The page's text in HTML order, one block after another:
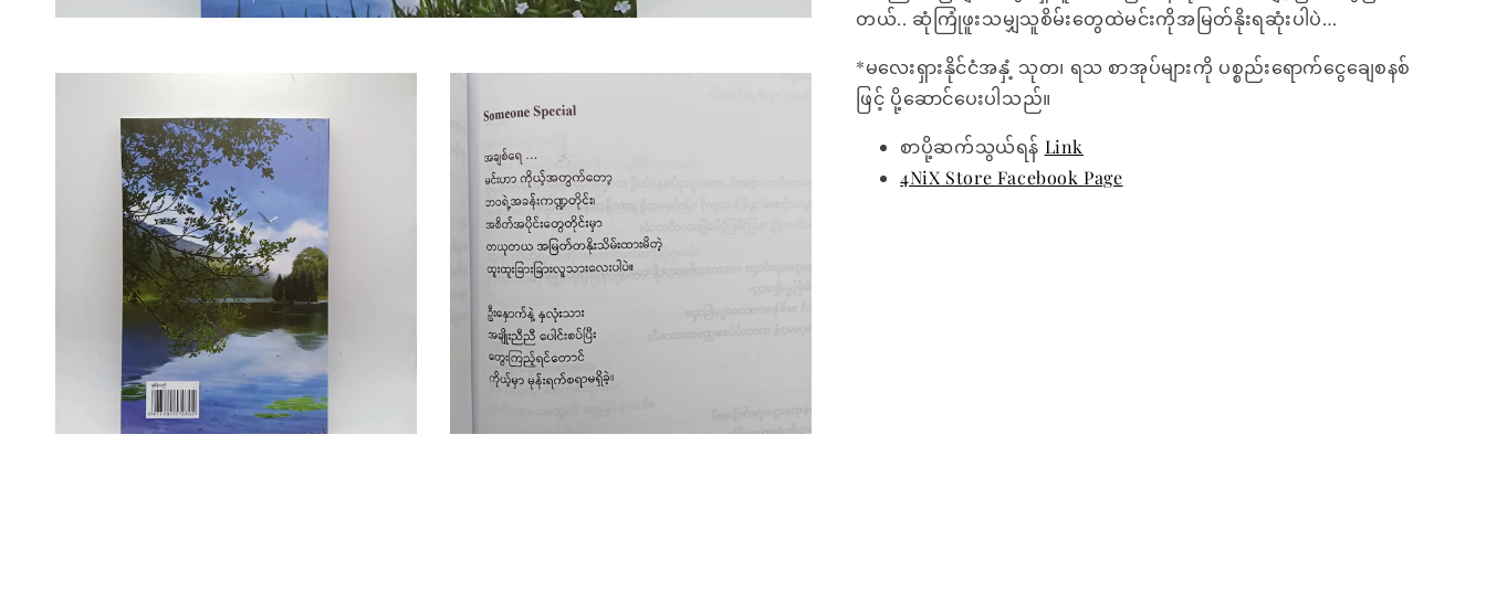
တယ်.. ဆုံကြုံဖူးသမျှသူစိမ်းတွေထဲမင်းကိုအမြတ်နိုးရဆုံးပါပဲ…
*မလေးရှားနိုင်ငံအနှံ့ သုတ၊ ရသ စာအုပ်များကို ပစ္စည်းရောက်ငွေချေစနစ်
ဖြင့် ပို့ဆောင်ပေးပါသည်။
စာပို့ဆက်သွယ်ရန် Link
4NiX Store Facebook Page